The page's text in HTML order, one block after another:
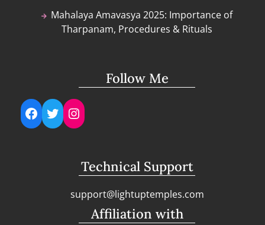
Mahalaya Amavasya 2025: Importance of
Tharpanam, Procedures & Rituals
Follow Me
Facebook
TwitterInstagram
Technical Support
support@lightuptemples.com
Affiliation with